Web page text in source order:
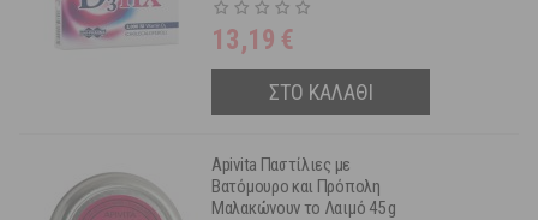
13,19 €
ΣΤΟ ΚΑΛΑΘΙ
Apivita Παστίλιες με
Βατόμουρο και Πρόπολη
Μαλακώνουν το Λαιμό 45 g